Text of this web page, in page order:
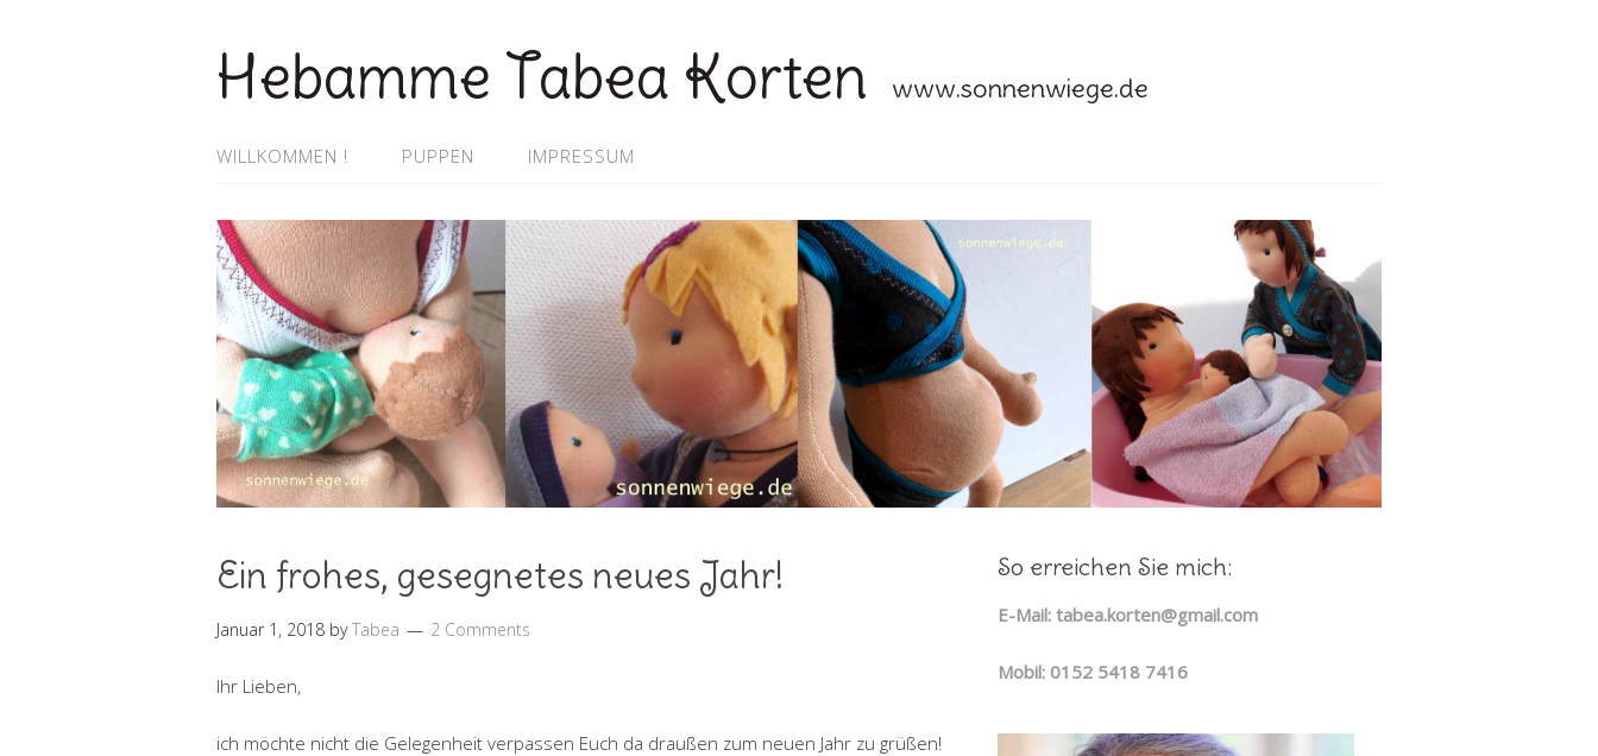
Hebamme Tabea Korten www.sonnenwiege.de
WILLKOMMEN ! PUPPEN IMPRESSUM
Ein frohes, gesegnetes neues Jahr!
Januar 1, 2018 byTabea 2 Comments
Ihr Lieben,
ich möchte nicht die Gelegenheit verpassen Euch da draußen zum neuen Jahr zu grüßen!
So erreichen Sie mich:
E-Mail: tabea.korten@gmail.com
Mobil: 0152 5418 7416